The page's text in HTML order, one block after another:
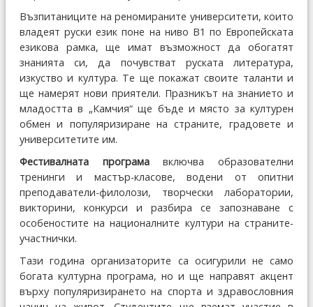
Възпитаниците на реномираните университети, които
владеят руски език поне на ниво В1 по Европейската
езикова рамка, ще имат възможност да обогатят
знанията си, да почувстват руската литература,
изкуство и култура. Те ще покажат своите таланти и
ще намерят нови приятели. Празникът на знанието и
младостта в „Камчия“ ще бъде и място за културен
обмен и популяризиране на страните, градовете и
университетите им.
Фестивалната програмавключва образователни
тренинги и мастър-класове, водени от опитни
преподаватели-филолози, творчески лаборатории,
викторини, конкурси и разбира се запознаване с
особеностите на националните култури на страните-
участнички.
Тази година организаторите са осигурили не само
богата културна програма, но и ще направят акцент
върху популяризирането на спорта и здравословния